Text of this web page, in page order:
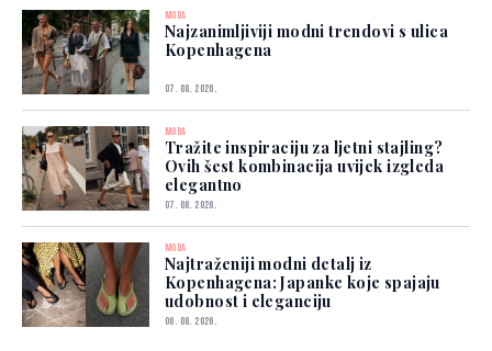
MODA
Najzanimljiviji modni trendovi s ulica
Kopenhagena
07. 08. 2026.
MODA
Tražite inspiraciju za ljetni stajling?
Ovih šest kombinacija uvijek izgleda
elegantno
07. 08. 2026.
MODA
Najtraženiji modni detalj iz
Kopenhagena: Japanke koje spajaju
udobnost i eleganciju
06. 08. 2026.